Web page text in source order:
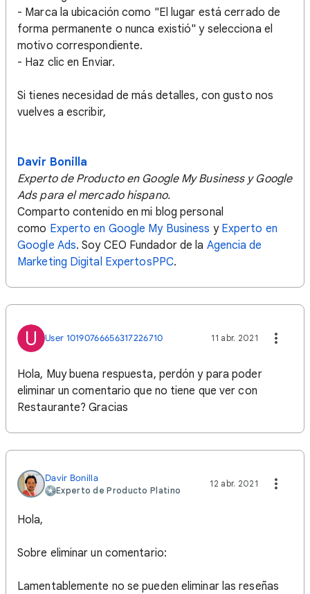
- Marca la ubicación como "El lugar está cerrado de
forma permanente o nunca existió" y selecciona el
motivo correspondiente.
- Haz clic en Enviar.
Si tienes necesidad de más detalles, con gusto nos
vuelves a escribir,
Davir Bonilla
Experto de Producto en Google My Business y Google
Ads para el mercado hispano.
Comparto contenido en mi blog personal
como Experto en Google My Business y Experto en
Google Ads. Soy CEO Fundador de la Agencia de
Marketing Digital ExpertosPPC.
U User 10190766656317226710 11 abr. 2021
Hola, Muy buena respuesta, perdón y para poder
eliminar un comentario que no tiene que ver con
Restaurante? Gracias
Davir Bonilla
Experto de Producto Platino
12 abr. 2021
Hola,
Sobre eliminar un comentario:
Lamentablemente no se pueden eliminar las reseñas